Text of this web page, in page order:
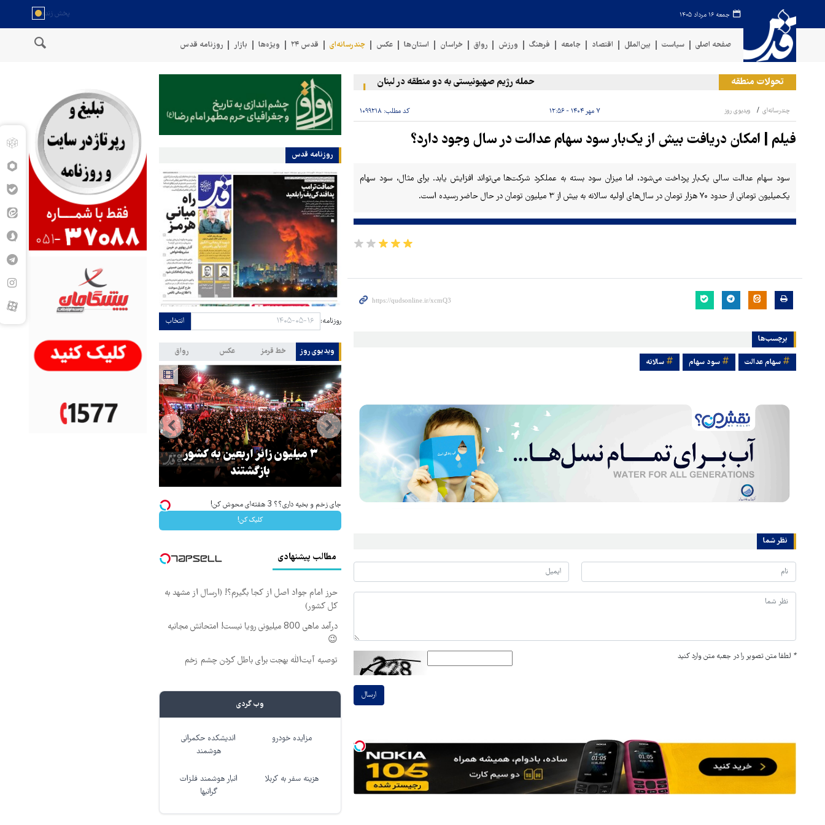
جمعه ۱۶ مرداد ۱۴۰۵
صفحه اصلی سیاست بین‌الملل اقتصاد جامعه فرهنگ ورزش رواق خراسان استان‌ها عکس چندرسانه‌ای قدس ۲۴ ویژه‌ها بازار روزنامه قدس
تحولات منطقه حمله رژیم صهیونیستی به دو منطقه در لبنان وقوع حادثه دریایی در سواحل عمان
چندرسانه‌ای ویدیوی روز ۷ مهر ۱۴۰۴ - ۱۲:۵۶ کد مطلب: ۱۰۹۹۲۱۸
فیلم | امکان دریافت بیش از یک‌بار سود سهام عدالت در سال وجود دارد؟
سود سهام عدالت سالی یک‌بار پرداخت می‌شود، اما میزان سود بسته به عملکرد شرکت‌ها می‌تواند افزایش یابد. برای مثال، سود سهام
یک‌میلیون تومانی از حدود ۷۰ هزار تومان در سال‌های اولیه سالانه به بیش از ۳ میلیون تومان در حال حاضر رسیده‌ است.
برچسب‌ها
سهام عدالت سود سهام سالانه
نظر شما
* لطفا متن تصویر را در جعبه متن وارد کنید
ارسال
روزنامه قدس
روزنامه: انتخاب
ویدیوی روز خط قرمز عکس رواق
هماهنگی محور مقاومت، آمریکا را
در منطقه درمانده کرد
ترامپ نماد فساد، اقتدارگرایی و
جنگ‌طلبی است!
۳ میلیون زائر اربعین به کشور
بازگشتند
جای زخم و بخیه داری؟؟ 3 هفته‌ای محوش کن!
کلیک کن!
مطالب پیشنهادی
حرز امام جواد اصل از کجا بگیرم؟! (ارسال از مشهد به
کل کشور)
درآمد ماهی 800 میلیونی رویا نیست! امتحانش مجانیه
😉
توصیه آیت‌الله بهجت برای باطل کردن چشم زخم
وب گردی
مزایده خودرو
اندیشکده حکمرانی
هوشمند
هزینه سفر به کربلا
انبار هوشمند فلزات
گرانبها